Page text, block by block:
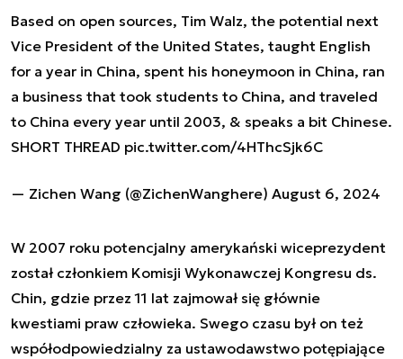
Based on open sources, Tim Walz, the potential next
Vice President of the United States, taught English
for a year in China, spent his honeymoon in China, ran
a business that took students to China, and traveled
to China every year until 2003, & speaks a bit Chinese.
SHORT THREAD pic.twitter.com/4HThcSjk6C
— Zichen Wang (@ZichenWanghere) August 6, 2024
W 2007 roku potencjalny amerykański wiceprezydent
został członkiem Komisji Wykonawczej Kongresu ds.
Chin, gdzie przez 11 lat zajmował się głównie
kwestiami praw człowieka. Swego czasu był on też
współodpowiedzialny za ustawodawstwo potępiające